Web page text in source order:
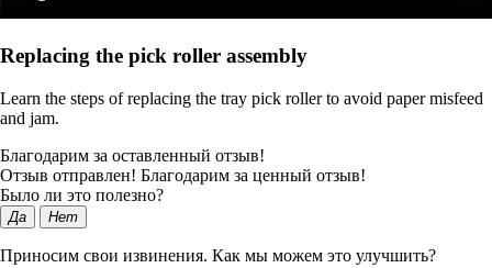
Replacing the pick roller assembly
Learn the steps of replacing the tray pick roller to avoid paper misfeed
and jam.
Благодарим за оставленный отзыв!
Отзыв отправлен! Благодарим за ценный отзыв!
Было ли это полезно?
Да Нет
Приносим свои извинения. Как мы можем это улучшить?